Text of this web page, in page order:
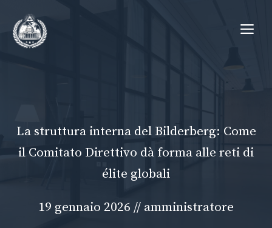
La struttura interna del Bilderberg: Come
il Comitato Direttivo dà forma alle reti di
élite globali
19 gennaio 2026 // amministratore